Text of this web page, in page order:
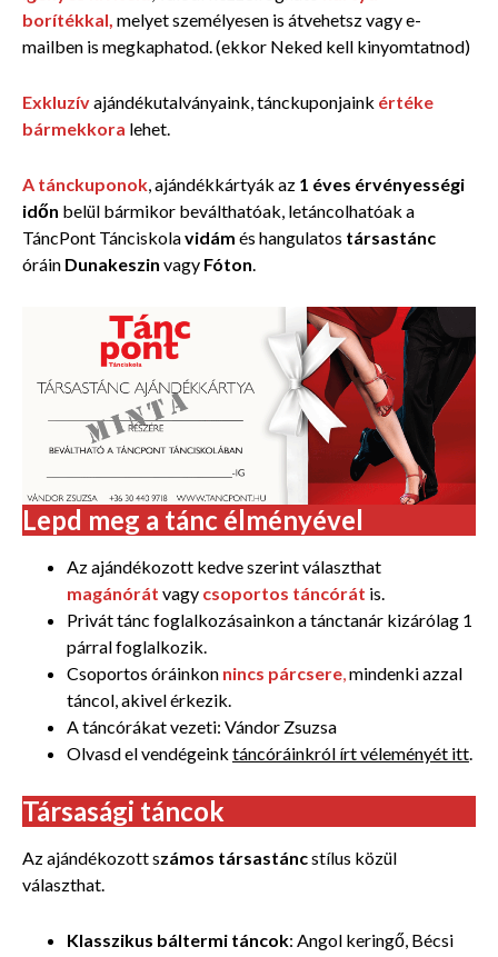
borítékkal, melyet személyesen is átvehetsz vagy e-
mailben is megkaphatod. (ekkor Neked kell kinyomtatnod)
Exkluzívajándékutalványaink, tánckuponjaink értéke
bármekkora lehet.
A tánckuponok, ajándékkártyák az 1 éves érvényességi
időn belül bármikor beválthatóak, letáncolhatóak a
TáncPont Tánciskolavidám és hangulatos társastánc
óráin Dunakeszin vagy Fóton.
Lepd meg a tánc élményével
Az ajándékozott kedve szerint választhat
magánórát vagy csoportos táncórát is.
Privát tánc foglalkozásainkon a tánctanár kizárólag 1
párral foglalkozik.
Csoportos óráinkon nincs párcsere,mindenki azzal
táncol, akivel érkezik.
A táncórákat vezeti: Vándor Zsuzsa
Olvasd el vendégeink táncóráinkról írt véleményét itt.
Társasági táncok
Az ajándékozott számos társastáncstílus közül
választhat.
Klasszikus báltermi táncok: Angol keringő, Bécsi